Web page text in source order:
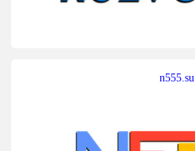
n555.su